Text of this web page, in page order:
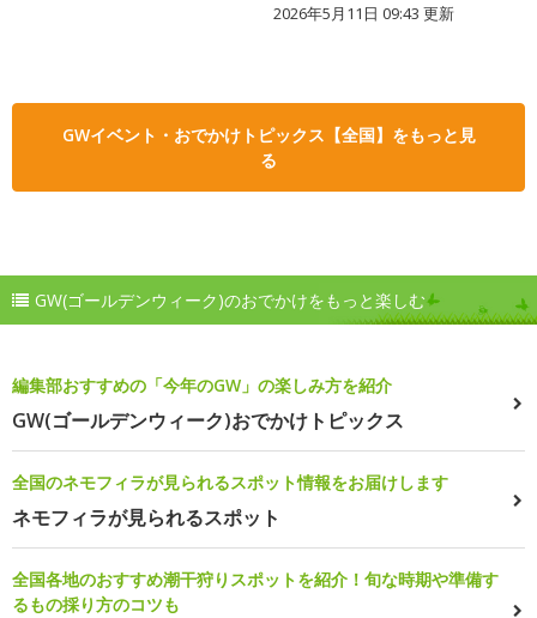
2026年5月11日 09:43 更新
GWイベント・おでかけトピックス【全国】をもっと見
る
GW(ゴールデンウィーク)のおでかけをもっと楽しむ
編集部おすすめの「今年のGW」の楽しみ方を紹介
GW(ゴールデンウィーク)おでかけトピックス
全国のネモフィラが見られるスポット情報をお届けします
ネモフィラが見られるスポット
全国各地のおすすめ潮干狩りスポットを紹介！旬な時期や準備す
るもの採り方のコツも